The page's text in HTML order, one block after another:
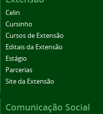
Celin
Cursinho
Cursos de Extensão
Editais da Extensão
Estágio
Parcerias
Site da Extensão
Comunicação Social